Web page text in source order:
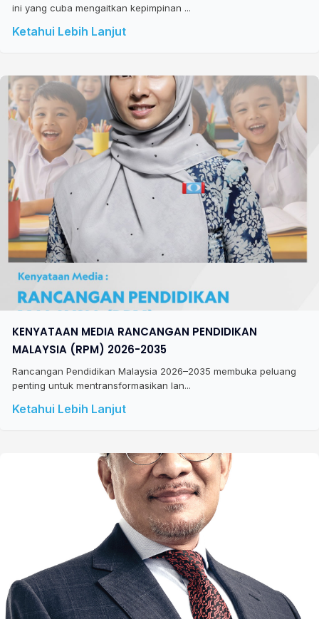
ini yang cuba mengaitkan kepimpinan ...
Ketahui Lebih Lanjut
KENYATAAN MEDIA RANCANGAN PENDIDIKAN
MALAYSIA (RPM) 2026-2035
Rancangan Pendidikan Malaysia 2026–2035 membuka peluang
penting untuk mentransformasikan lan...
Ketahui Lebih Lanjut